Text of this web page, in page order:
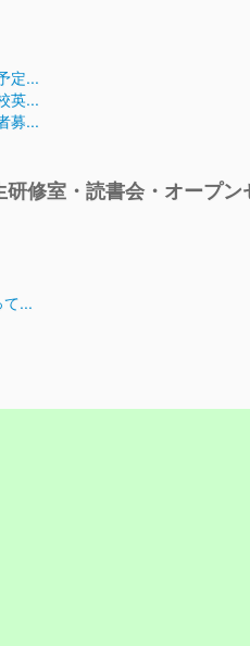
定...
英...
募...
修室・読書会・オープン
...